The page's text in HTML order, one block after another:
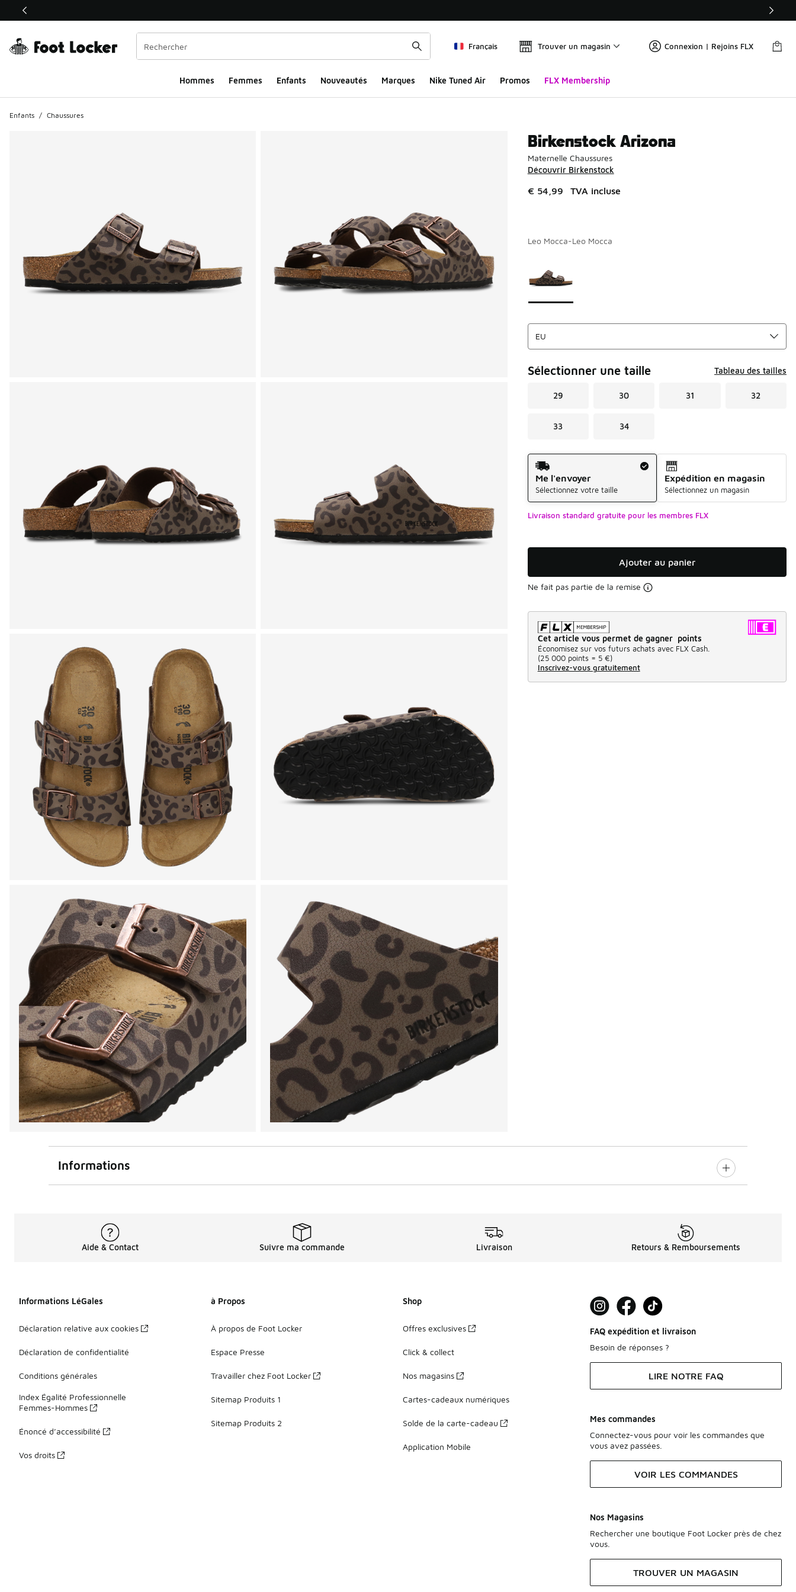
Ce lien ouvrira une nouvelle fenêtre
Français Trouver un magasin Connexion | Rejoins FLX
Hommes​ Femmes Enfants Nouveautés Marques Nike Tuned Air Promos FLX Membership
Enfants / Chaussures
Birkenstock Arizona
Maternelle Chaussures
Découvrir Birkenstock
€ 54,99 TVA incluse
Leo Mocca-Leo Mocca
Sélectionner une taille Tableau des tailles
29 30 31 32
33 34
Mode d'expédition
Me l'envoyer
Sélectionnez votre taille
Expédition en magasin
Sélectionnez un magasin
Livraison standard gratuite pour les membres FLX
Ajouter au panier
Ne fait pas partie de la remise
Cet article vous permet de gagner points
Économisez sur vos futurs achats avec FLX Cash.
(25 000 points = 5 €)
Inscrivez-vous gratuitement
Informations
Aide & Contact Suivre ma commande Livraison Retours & Remboursements
Informations LéGales
Déclaration relative aux cookies
Déclaration de confidentialité
Conditions générales
Index Égalité Professionnelle
Femmes-Hommes
Énoncé d’accessibilité
Vos droits
à Propos
À propos de Foot Locker
Espace Presse
Travailler chez Foot Locker
Sitemap Produits 1
Sitemap Produits 2
Shop
Offres exclusives
Click & collect
Nos magasins
Cartes-cadeaux numériques
Solde de la carte-cadeau
Application Mobile
FAQ expédition et livraison
Besoin de réponses ?
LIRE NOTRE FAQ
Mes commandes
Connectez-vous pour voir les commandes que
vous avez passées.
VOIR LES COMMANDES
Nos Magasins
Rechercher une boutique Foot Locker près de chez
vous.
TROUVER UN MAGASIN